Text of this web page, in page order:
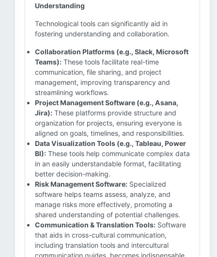
Understanding
Technological tools can significantly aid in
fostering understanding and collaboration.
Collaboration Platforms (e.g., Slack, Microsoft
Teams): These tools facilitate real-time
communication, file sharing, and project
management, improving transparency and
streamlining workflows.
Project Management Software (e.g., Asana,
Jira): These platforms provide structure and
organization for projects, ensuring everyone is
aligned on goals, timelines, and responsibilities.
Data Visualization Tools (e.g., Tableau, Power
BI): These tools help communicate complex data
in an easily understandable format, facilitating
better decision-making.
Risk Management Software: Specialized
software helps teams assess, analyze, and
manage risks more effectively, promoting a
shared understanding of potential challenges.
Communication & Translation Tools: Software
that aids in cross-cultural communication,
including translation tools and intercultural
communication guides, becomes indispensable